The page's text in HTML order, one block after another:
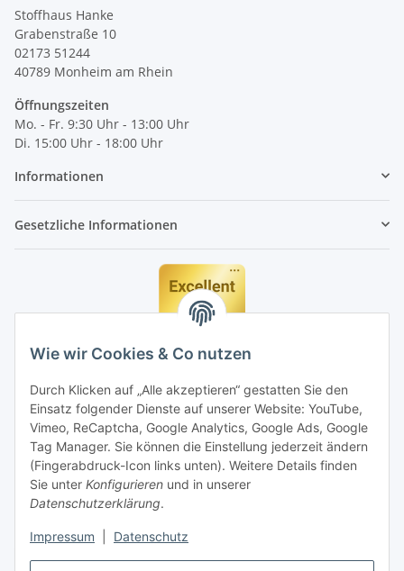
Wie wir Cookies & Co nutzen
Durch Klicken auf „Alle akzeptieren“ gestatten Sie den
Einsatz folgender Dienste auf unserer Website: YouTube,
Vimeo, ReCaptcha, Google Analytics, Google Ads, Google
Tag Manager. Sie können die Einstellung jederzeit ändern
(Fingerabdruck-Icon links unten). Weitere Details finden
Sie unter Konfigurieren und in unserer
Datenschutzerklärung.
Impressum Datenschutz
Stoffhaus Hanke
Grabenstraße 10
02173 51244
40789 Monheim am Rhein
Öffnungszeiten
Mo. - Fr. 9:30 Uhr - 13:00 Uhr
Di. 15:00 Uhr - 18:00 Uhr
Informationen
Gesetzliche Informationen
Vertrag widerrufen